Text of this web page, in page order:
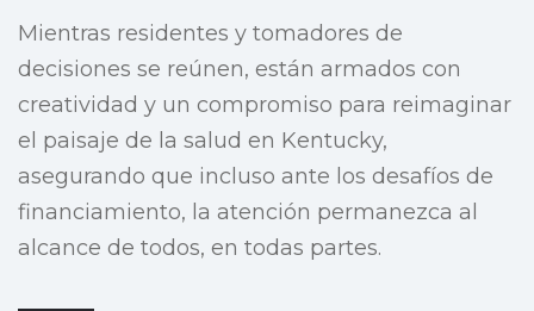
Mientras residentes y tomadores de
decisiones se reúnen, están armados con
creatividad y un compromiso para reimaginar
el paisaje de la salud en Kentucky,
asegurando que incluso ante los desafíos de
financiamiento, la atención permanezca al
alcance de todos, en todas partes.